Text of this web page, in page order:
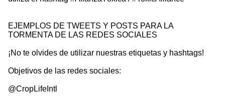
EJEMPLOS DE TWEETS Y POSTS PARA LA
TORMENTA DE LAS REDES SOCIALES
¡No te olvides de utilizar nuestras etiquetas y hashtags!
Objetivos de las redes sociales:
@CropLifeIntl